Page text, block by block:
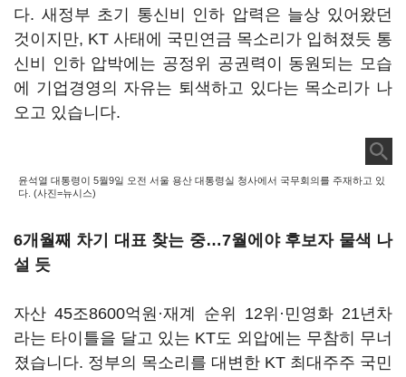
다. 새정부 초기 통신비 인하 압력은 늘상 있어왔던
것이지만, KT 사태에 국민연금 목소리가 입혀졌듯 통
신비 인하 압박에는 공정위 공권력이 동원되는 모습
에 기업경영의 자유는 퇴색하고 있다는 목소리가 나
오고 있습니다.
윤석열 대통령이 5월9일 오전 서울 용산 대통령실 청사에서 국무회의를 주재하고 있
다. (사진=뉴시스)
6개월째 차기 대표 찾는 중…7월에야 후보자 물색 나
설 듯
자산 45조8600억원·재계 순위 12위·민영화 21년차
라는 타이틀을 달고 있는 KT도 외압에는 무참히 무너
졌습니다. 정부의 목소리를 대변한 KT 최대주주 국민